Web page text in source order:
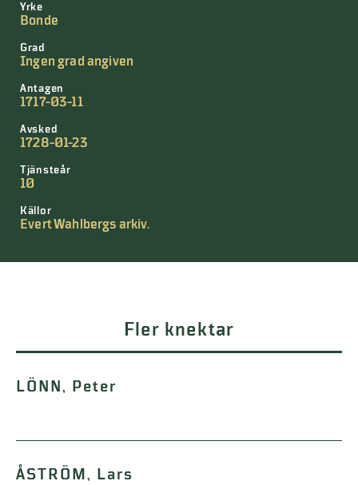
Yrke
Bonde
Grad
Ingen grad angiven
Antagen
1717-03-11
Avsked
1728-01-23
Tjänsteår
10
Källor
Evert Wahlbergs arkiv.
Fler knektar
LÖNN, Peter
ÅSTRÖM, Lars